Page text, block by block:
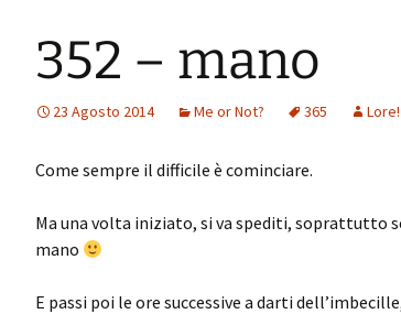
352 – mano
23 Agosto 2014 Me or Not? 365
Come sempre il difficile è cominciare.
Ma una volta iniziato, si va spediti, soprattutto
mano
E passi poi le ore successive a darti